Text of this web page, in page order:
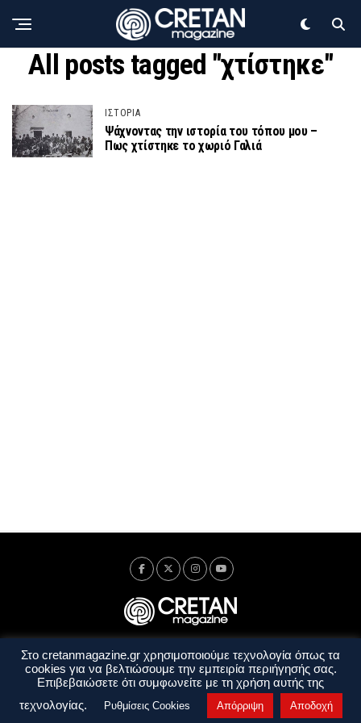
All posts tagged "χτίστηκε"
ΙΣΤΟΡΙΑ
Ψάχνοντας την ιστορία του τόπου μου –
Πως χτίστηκε το χωριό Γαλιά
Ταυτότητα Πολιτική Απορρήτου
Όροι Χρήσης
Όροι και Προϋποθέσεις
Στο cretanmagazine.gr χρησιμοποιούμε τεχνολογία όπως τα
cookies για να βελτιώσουμε την εμπειρία περιήγησής σας.
Επιβεβαιώσετε ότι συμφωνείτε με τη χρήση αυτής της
τεχνολογίας.
Ρυθμίσεις Cookies Απόρριψη Αποδοχή